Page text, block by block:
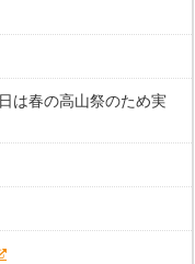
は春の高山祭のため実